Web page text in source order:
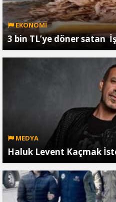
EKONOMİ
3 bin TL’ye döner satan
MEDYA
Haluk Levent Kaçmak